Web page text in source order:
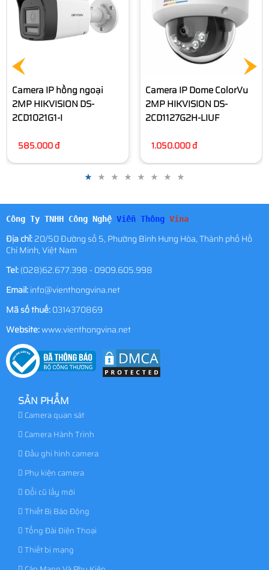
Camera IP Dome ColorVu
2MP HIKVISION DS-
2CD1127G2H-LIUF
1.050.000 đ
3.900.000 đ
Công Ty TNHH Công Nghệ Viễn Thông Vina
Địa chỉ:20/50 Đường số 5, Phường Bình Hưng Hòa, Thành phố Hồ
Chí Minh, Việt Nam
Tel:(028)62.677.398 - 0909.605.998
Email:info@vienthongvina.net
Mã số thuế:0314370869
Website:www.vienthongvina.net
SẢN PHẨM
Camera quan sát
Camera Hành Trình
Đầu ghi hình camera
Phụ kiện camera
Đổi cũ lấy mới
Thiết Bị Báo Động
Tổng Đài Điện Thoại
Thiết bị mạng